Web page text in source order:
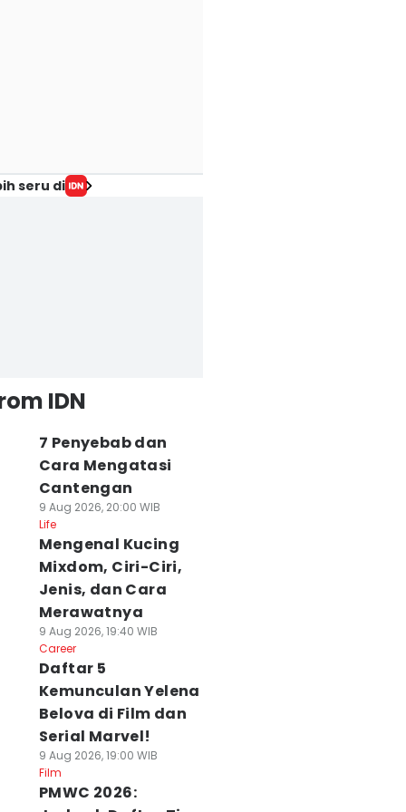
seru di
IDN
7 Penyebab dan
Cara Mengatasi
Cantengan
9 Aug 2026, 20:00 WIB
Life
Mengenal Kucing
Mixdom, Ciri-Ciri,
Jenis, dan Cara
Merawatnya
9 Aug 2026, 19:40 WIB
Career
Daftar 5
Kemunculan Yelena
Belova di Film dan
Serial Marvel!
9 Aug 2026, 19:00 WIB
Film
PMWC 2026: